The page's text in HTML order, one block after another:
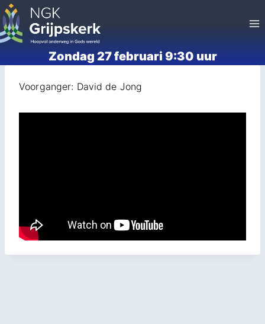
Doorgaan
naar
inhoud
Zondag 27 februari 9:30 uur
Voorganger: David de Jong